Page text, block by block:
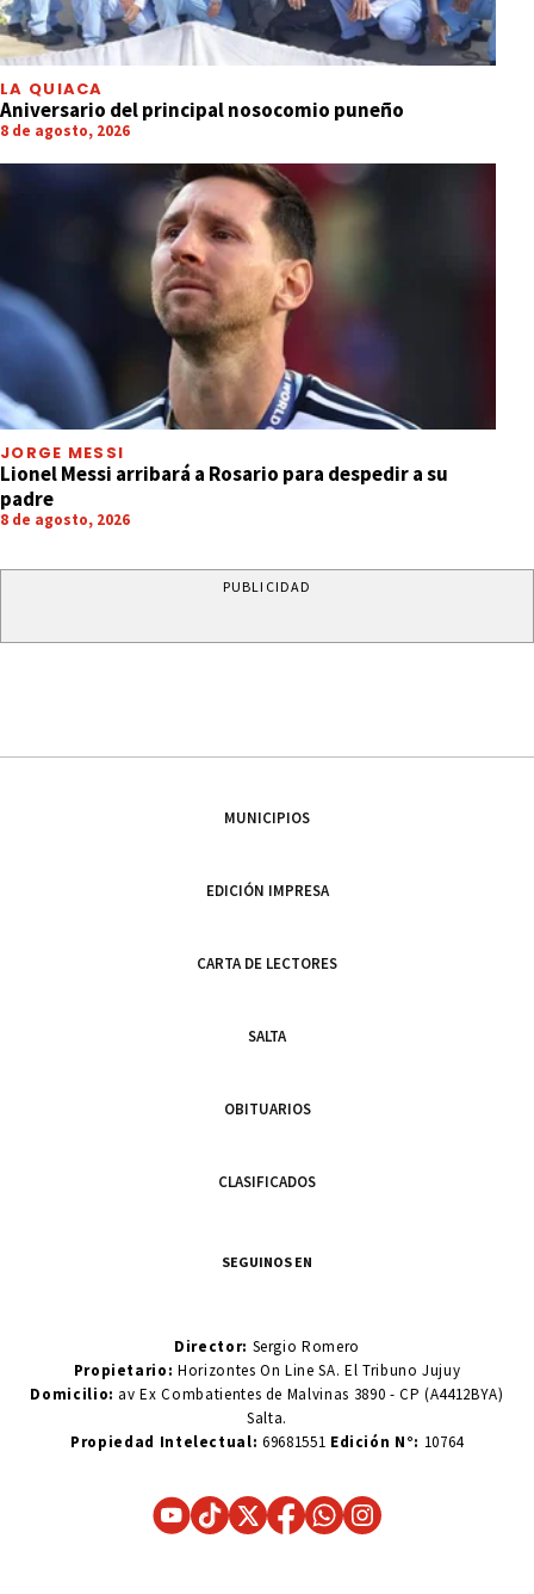
LA QUIACA
Aniversario del principal nosocomio puneño
8 de agosto, 2026
JORGE MESSI
Lionel Messi arribará a Rosario para despedir a su
padre
8 de agosto, 2026
PUBLICIDAD
MUNICIPIOS
EDICIÓN IMPRESA
CARTA DE LECTORES
SALTA
OBITUARIOS
CLASIFICADOS
SEGUINOS EN
Director: Sergio Romero
Propietario:Horizontes On Line SA. El Tribuno Jujuy
Domicilio: av Ex Combatientes de Malvinas 3890 - CP (A4412BYA)
Salta.
Propiedad Intelectual: 69681551 Edición N°: 10764